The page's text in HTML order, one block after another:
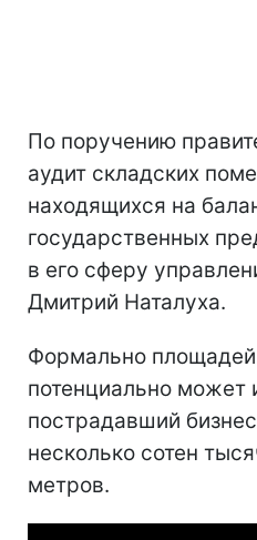
По поручению
аудит складских
находящихся на
государственных
в его сферу
Дмитрий Наталуха.
Формально площадей
потенциально может
пострадавший
несколько сотен
метров.